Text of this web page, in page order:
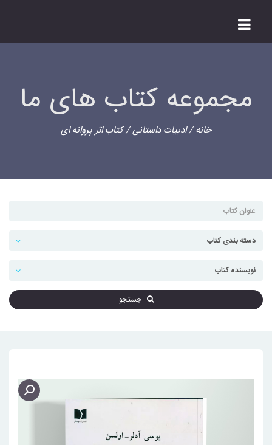
مجموعه کتاب های ما
خانه/ادبیات داستانی/ کتاب اثر پروانه ای
جستجو